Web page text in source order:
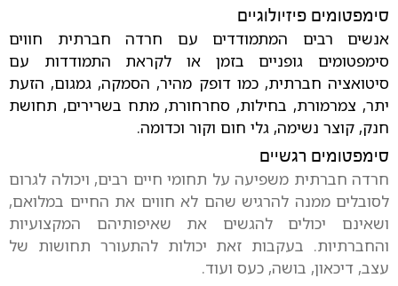
סימפטומים פיזיולוגיים
אנשים רבים המתמודדים עם חרדה חברתית חווים
סימפטומים גופניים בזמן או לקראת התמודדות עם
סיטואציה חברתית, כמו דופק מהיר, הסמקה, גמגום, הזעת
יתר, צמרמורת, בחילות, סחרחורת, מתח בשרירים, תחושת
חנק, קוצר נשימה, גלי חום וקור וכדומה.
סימפטומים רגשיים
חרדה חברתית משפיעה על תחומי חיים רבים, ויכולה לגרום
לסובלים ממנה להרגיש שהם לא חווים את החיים במלואם,
ושאינם יכולים להגשים את שאיפותיהם המקצועיות
והחברתיות. בעקבות זאת יכולות להתעורר תחושות של
עצב, דיכאון, בושה, כעס ועוד.